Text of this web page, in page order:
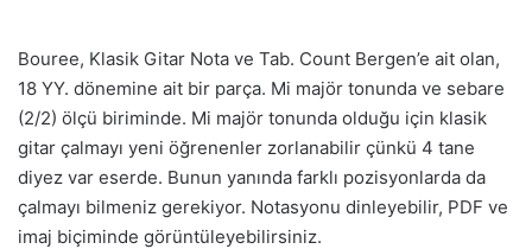
Bouree, Klasik Gitar Nota ve Tab. Count Bergen’e ait olan,
18 YY. dönemine ait bir parça. Mi majör tonunda ve sebare
(2/2) ölçü biriminde. Mi majör tonunda olduğu için klasik
gitar çalmayı yeni öğrenenler zorlanabilir çünkü 4 tane
diyez var eserde. Bunun yanında farklı pozisyonlarda da
çalmayı bilmeniz gerekiyor. Notasyonu dinleyebilir, PDF ve
imaj biçiminde görüntüleyebilirsiniz.